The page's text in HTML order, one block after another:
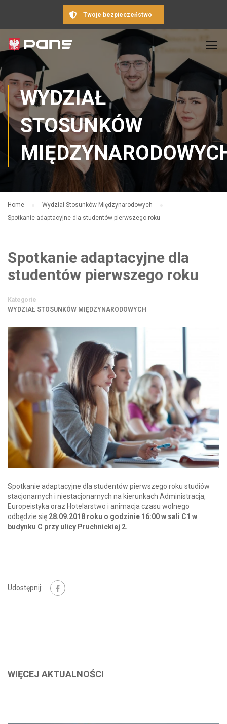
Twoje bezpieczeństwo
WYDZIAŁ
STOSUNKÓW
Home
Wydział Stosunków Międzynarodowych
Spotkanie adaptacyjne dla studentów pierwszego roku
Spotkanie adaptacyjne dla
studentów pierwszego roku
Kategorie
WYDZIAŁ STOSUNKÓW MIĘDZYNARODOWYCH
Spotkanie adaptacyjne dla studentów pierwszego roku studiów
stacjonarnych i niestacjonarnych na kierunkach Administracja,
Europeistyka oraz Hotelarstwo i animacja czasu wolnego
odbędzie się 28.09.2018 roku o godzinie 16:00 w sali C1 w
budynku C przy ulicy Pruchnickiej 2.
Udostępnij:
WIĘCEJ AKTUALNOŚCI